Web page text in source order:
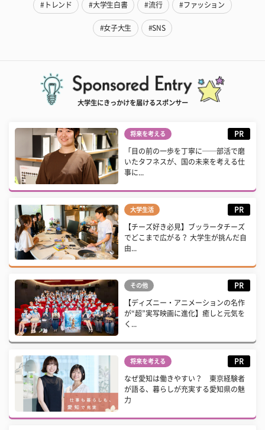
#トレンド #大学生白書 #流行 #ファッション
#女子大生 #SNS
大学生にきっかけを届けるスポンサー
将来を考える PR
「目の前の一歩を丁寧に──部活で磨
いたタフネスが、国の未来を考える仕
事に...
大学生活 PR
【チーズ好き必見】ブッラータチーズ
でどこまで広がる？ 大学生が挑んだ自
由...
その他 PR
【ディズニー・アニメーションの名作
が“超”実写映画に進化】癒しと元気を
く...
将来を考える PR
なぜ愛知は働きやすい？ 東京経験者
が語る、暮らしが充実する愛知県の魅
力